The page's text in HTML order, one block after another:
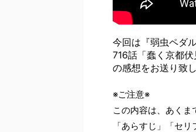
今回は『弱虫ペダル
716話「蠢く京都伏
の感想をお送り致し
※ご注意※
この内容は、あくま
「あらすじ」「セ